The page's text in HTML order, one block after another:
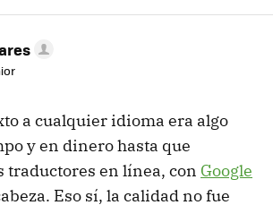
a cualquier idioma era algo
y en dinero hasta que
traductores en línea, con Google
Eso sí, la calidad no fue